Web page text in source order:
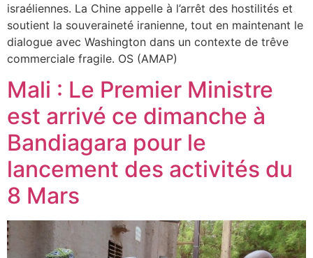
israéliennes. La Chine appelle à l’arrêt des hostilités et
soutient la souveraineté iranienne, tout en maintenant le
dialogue avec Washington dans un contexte de trêve
commerciale fragile. OS (AMAP)
Mali : Le Premier Ministre
est arrivé ce dimanche à
Bandiagara pour le
lancement des activités du
8 Mars